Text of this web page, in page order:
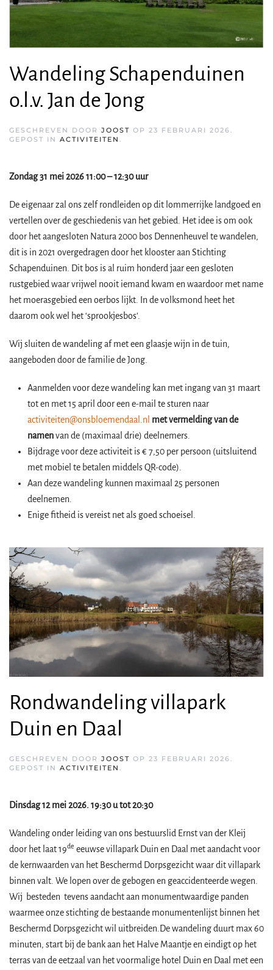
Wandeling Schapenduinen
o.l.v. Jan de Jong
GESCHREVEN DOOR JOOST OP 23 FEBRUARI 2026.
GEPOST IN ACTIVITEITEN .
Zondag 31 mei 2026 11:00 – 12:30 uur
De eigenaar zal ons zelf rondleiden op dit lommerrijke landgoed en
vertellen over de geschiedenis van het gebied. Het idee is om ook
door het aangesloten Natura 2000 bos Dennenheuvel te wandelen,
dit is in 2021 overgedragen door het klooster aan Stichting
Schapenduinen. Dit bos is al ruim honderd jaar een gesloten
rustgebied waar vrijwel nooit iemand kwam en waardoor met name
het moerasgebied een oerbos lijkt. In de volksmond heet het
daarom ook wel het ‘sprookjesbos’.
Wij sluiten de wandeling af met een glaasje wijn in de tuin,
aangeboden door de familie de Jong.
Aanmelden voor deze wandeling kan met ingang van 31 maart
tot en met 15 april door een e-mail te sturen naar
activiteiten@onsbloemendaal.nl met vermelding van de
namenvan de (maximaal drie) deelnemers.
Bijdrage voor deze activiteit is € 7,50 per persoon (uitsluitend
met mobiel te betalen middels QR-code).
Aan deze wandeling kunnen maximaal 25 personen
deelnemen.
Enige fitheid is vereist net als goed schoeisel.
Rondwandeling villapark
Duin en Daal
GESCHREVEN DOOR JOOST OP 23 FEBRUARI 2026.
GEPOST IN ACTIVITEITEN .
Dinsdag 12 mei 2026. 19:30 u tot 20:30
Wandeling onder leiding van ons bestuurslid Ernst van der Kleij
door het laat 19de eeuwse villapark Duin en Daal met aandacht voor
de kernwaarden van het Beschermd Dorpsgezicht waar dit villapark
binnen valt. We lopen over de gebogen en geaccidenteerde wegen.
Wij besteden tevens aandacht aan monumentwaardige panden
waarmee onze stichting de bestaande monumentenlijst binnen het
Beschermd Dorpsgezicht wil uitbreiden.De wandeling duurt max 60
minuten, start bij de bank aan het Halve Maantje en eindigt op het
terras van de eetzaal van het voormalige hotel Duin en Daal met een